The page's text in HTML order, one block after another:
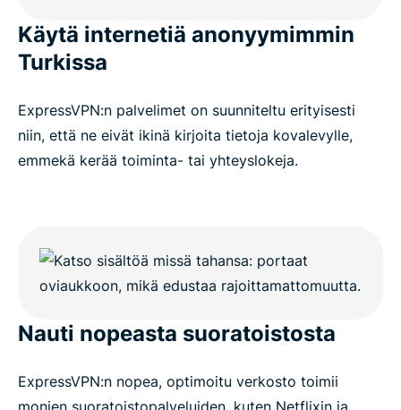
Käytä internetiä anonyymimmin
Turkissa
ExpressVPN:n palvelimet on suunniteltu erityisesti
niin, että ne eivät ikinä kirjoita tietoja kovalevylle,
emmekä kerää toiminta- tai yhteyslokeja.
Nauti nopeasta suoratoistosta
ExpressVPN:n nopea, optimoitu verkosto toimii
monien suoratoistopalveluiden, kuten Netflixin ja